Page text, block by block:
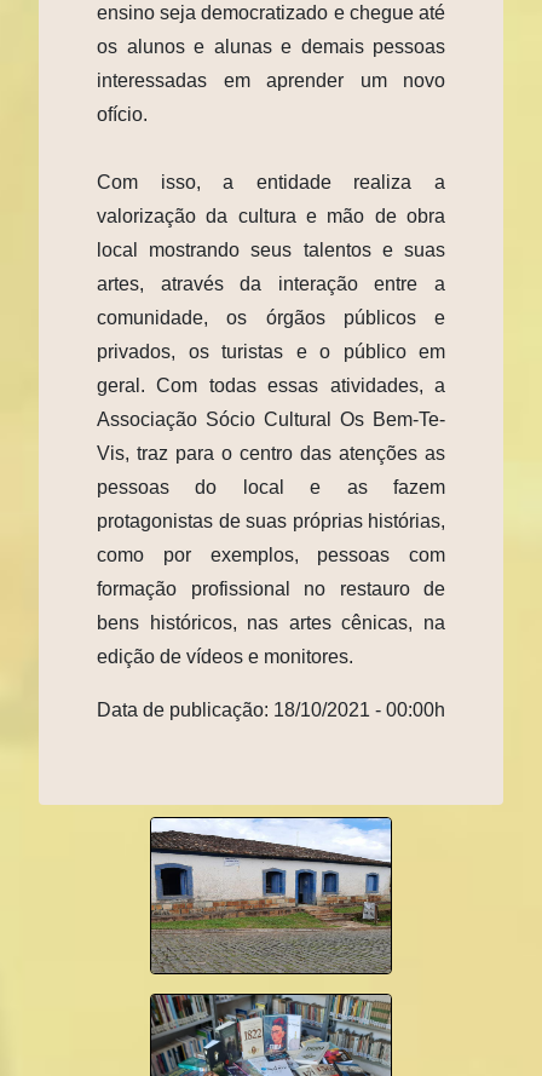
ensino seja democratizado e chegue até
os alunos e alunas e demais pessoas
interessadas em aprender um novo
ofício.
Com isso, a entidade realiza a
valorização da cultura e mão de obra
local mostrando seus talentos e suas
artes, através da interação entre a
comunidade, os órgãos públicos e
privados, os turistas e o público em
geral. Com todas essas atividades, a
Associação Sócio Cultural Os Bem-Te-
Vis, traz para o centro das atenções as
pessoas do local e as fazem
protagonistas de suas próprias histórias,
como por exemplos, pessoas com
formação profissional no restauro de
bens históricos, nas artes cênicas, na
edição de vídeos e monitores.
Data de publicação: 18/10/2021 - 00:00h